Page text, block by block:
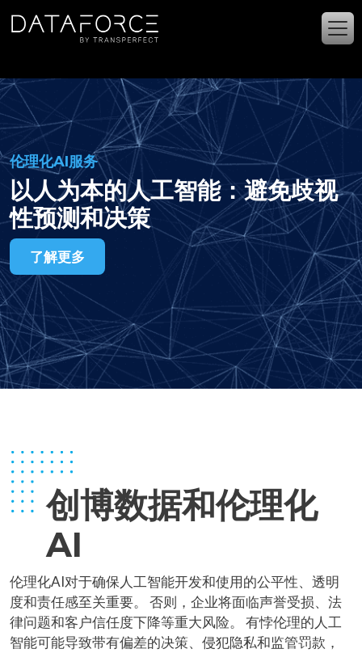
伦理化AI服务
以人为本的人工智能：避免歧视
性预测和决策
了解更多
创博数据和伦理化
AI
伦理化AI对于确保人工智能开发和使用的公平性、透明
度和责任感至关重要。 否则，企业将面临声誉受损、法
律问题和客户信任度下降等重大风险。 有悖伦理的人工
智能可能导致带有偏差的决策、侵犯隐私和监管罚款，